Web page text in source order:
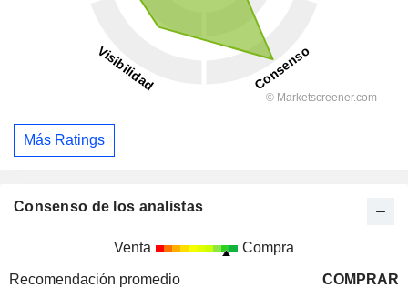
Más Ratings
Consenso de los analistas
Venta Compra
Recomendación promedio
COMPRAR